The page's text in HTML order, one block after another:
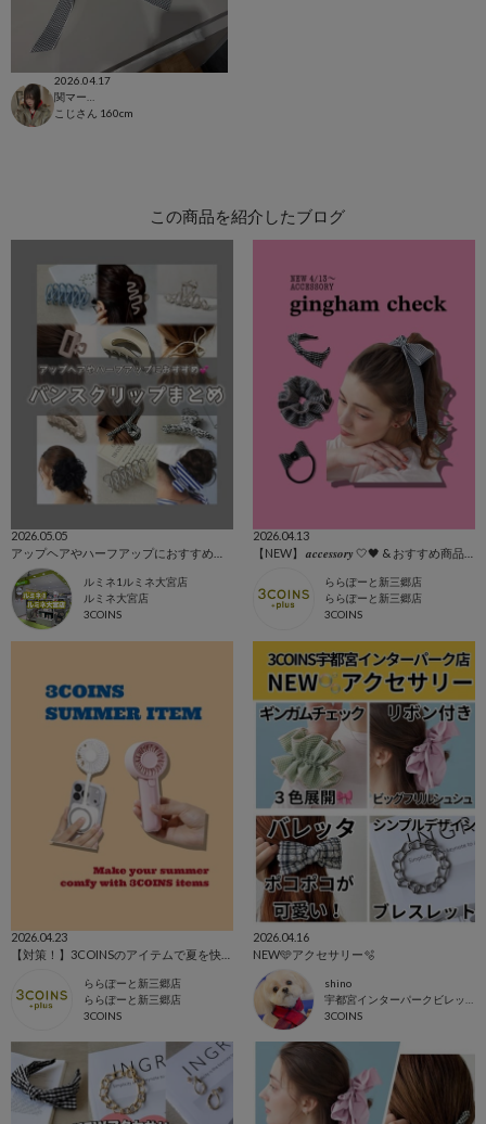
2026.04.17
こじさん 160cm
この商品を紹介したブログ
2026.05.05
ルミネ1ルミネ大宮店
ルミネ大宮店
3COINS
2026.04.13
ららぽーと新三郷店
ららぽーと新三郷店
3COINS
2026.04.23
ららぽーと新三郷店
ららぽーと新三郷店
3COINS
2026.04.16
NEW🩵アクセサリー🫧
shino
3COINS